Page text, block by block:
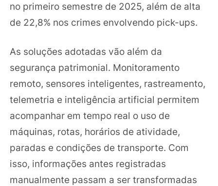
no primeiro semestre de 2025, além de alta
de 22,8% nos crimes envolvendo pick-ups.
As soluções adotadas vão além da
segurança patrimonial. Monitoramento
remoto, sensores inteligentes, rastreamento,
telemetria e inteligência artificial permitem
acompanhar em tempo real o uso de
máquinas, rotas, horários de atividade,
paradas e condições de transporte. Com
isso, informações antes registradas
manualmente passam a ser transformadas